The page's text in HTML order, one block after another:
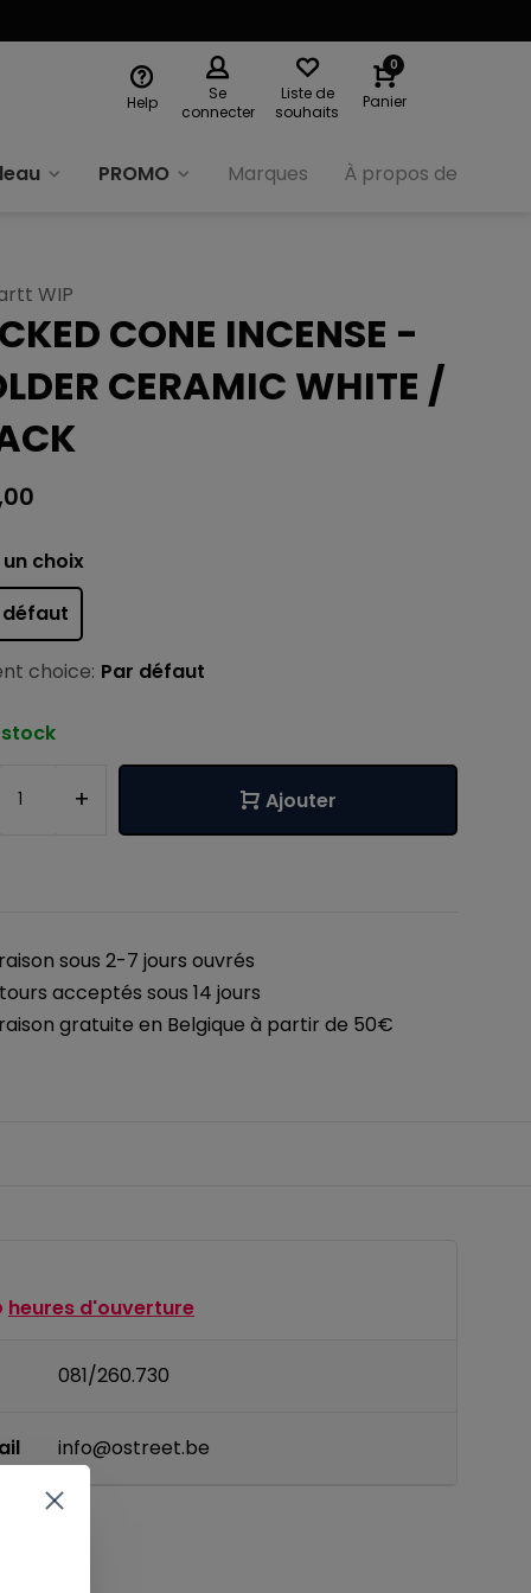
Help
Se
connecter
Liste de
souhaits
0
Panier
PROMO Marques À propos de nous
WIP
CONE INCENSE -
CERAMIC WHITE /
choix
défaut
choice: Par défaut
stock
+ Ajouter
sous 2-7 jours ouvrés
acceptés sous 14 jours
gratuite en Belgique à partir de 50€
heures d'ouverture
081/260.730
info@ostreet.be